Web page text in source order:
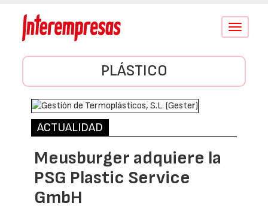
Conmutar
PLÁSTICO
ACTUALIDAD
Meusburger adquiere la
PSG Plastic Service
GmbH